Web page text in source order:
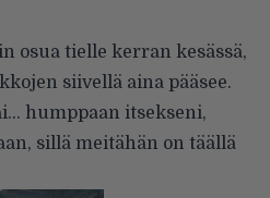
osua tielle kerran kesässä,
siivellä aina pääsee.
humppaan itsekseni,
sillä meitähän on täällä